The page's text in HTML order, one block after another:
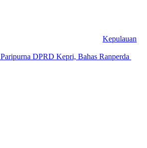
Kepulauan
DPRD Kepri, Bahas Ranperda